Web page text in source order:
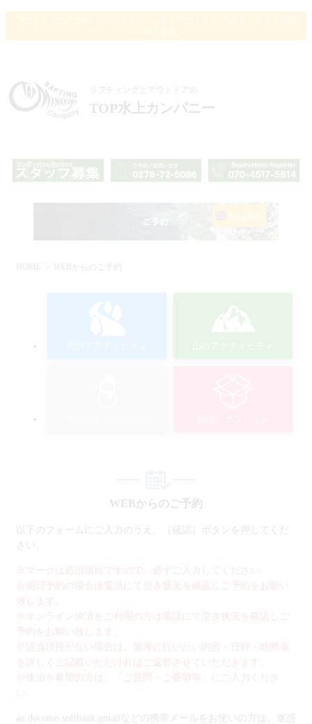
アウトドアのご予約ページ/ラフティングとアウトドア アクティビティーの
ラフティングとアウトドアの
TOP水上カンパニー
English
HOME ＞ WEBからのご予約
WEBからのご予約
以下のフォームにご入力のうえ、［確認］ボタンを押してくだ
さい。
※マークは必須項目ですので、必ずご入力してください。
※前日予約の場合は電話にて空き状況を確認しご予約をお願い
致します。
※オンライン決済をご利用の方は電話にて空き状況を確認しご
予約をお願い致します。
※該当項目がない場合は、備考に行いたい内容・日時・時間等
を詳しくご記載いただければご返答させていただきます。
※連泊を希望の方は、「ご質問・ご要望等」にご入力くださ
い。
au.docomo.softbank.gmailなどの携帯メールをお使いの方は、迷惑